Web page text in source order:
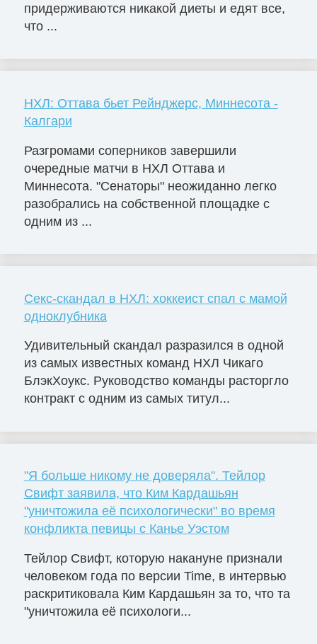
придерживаются никакой диеты и едят все,
что ...
НХЛ: Оттава бьет Рейнджерс, Миннесота -
Калгари
Разгромами соперников завершили
очередные матчи в НХЛ Оттава и
Миннесота. "Сенаторы" неожиданно легко
разобрались на собственной площадке с
одним из ...
Секс-скандал в НХЛ: хоккеист спал с мамой
одноклубника
Удивительный скандал разразился в одной
из самых известных команд НХЛ Чикаго
БлэкХоукс. Руководство команды расторгло
контракт с одним из самых титул...
"Я больше никому не доверяла". Тейлор
Свифт заявила, что Ким Кардашьян
"уничтожила её психологически" во время
конфликта певицы с Канье Уэстом
Тейлор Свифт, которую накануне признали
человеком года по версии Time, в интервью
раскритиковала Ким Кардашьян за то, что та
"уничтожила её психологи...